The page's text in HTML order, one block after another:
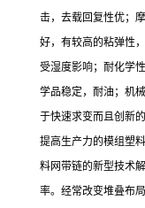
击，去载回复性优；
好，有较高的粘弹性
受湿度影响；耐化学
学品稳定，耐油；机
于快速求变而且创新
提高生产力的模组塑
料网带链的新型技术
率。经常改变堆叠布